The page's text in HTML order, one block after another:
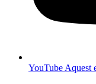
YouTube Aquest